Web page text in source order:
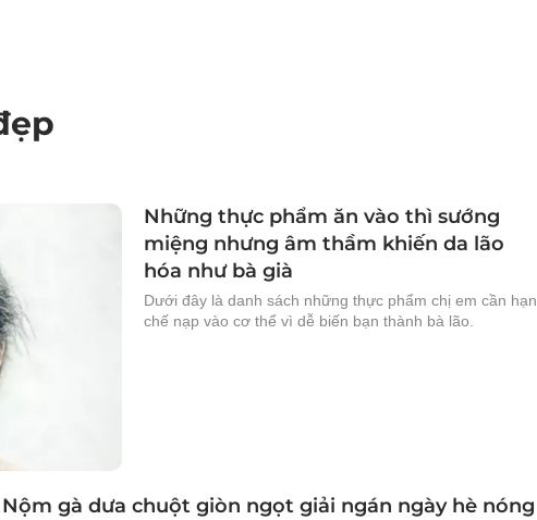
Những thực phẩm ăn vào thì sướng
miệng nhưng âm thầm khiến da lão
hóa như bà già
Dưới đây là danh sách những thực phẩm chị em cần hạn
chế nạp vào cơ thể vì dễ biến bạn thành bà lão.
Nộm gà dưa chuột giòn ngọt giải ngán ngày hè nóng